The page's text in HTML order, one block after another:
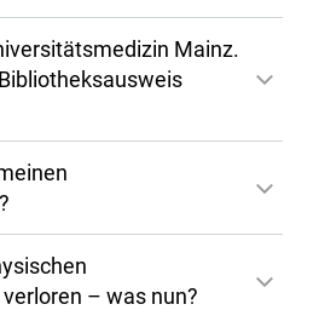
Mainz.
– was nun?